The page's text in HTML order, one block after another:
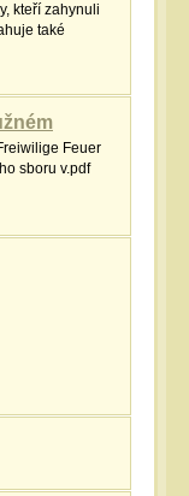
kteří zahynuli
také
Feuer
sboru v.pdf